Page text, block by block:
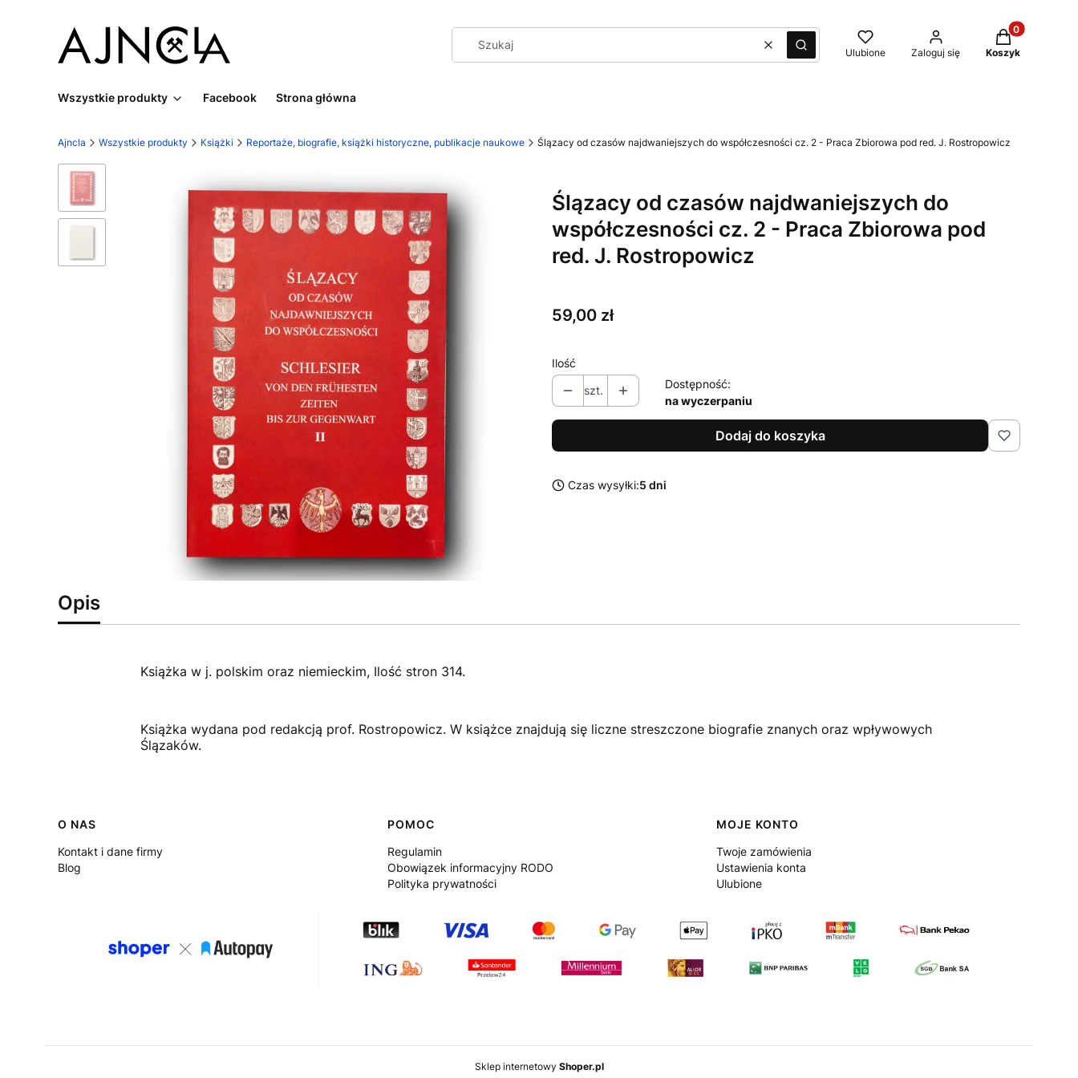
WyczyśćSzukaj Ulubione Zaloguj się
Produkty w
Koszyk
Wszystkie produkty Facebook Strona główna
Ajncla Wszystkie produkty Książki Reportaże, biografie, książki historyczne, publikacje naukowe Ślązacy od czasów najdwaniejszych do współczesności cz. 2 - Praca Zbiorowa pod red. J. Rostropowicz
Ślązacy od czasów najdwaniejszych do
współczesności cz. 2 - Praca Zbiorowa pod
red. J. Rostropowicz
Cena
59,00 zł
Ilość
szt.
Dostępność:
na wyczerpaniu
Dodaj do koszyka
Czas wysyłki:5 dni
Opis
Książka w j. polskim oraz niemieckim, Ilość stron 314.
Książka wydana pod redakcją prof. Rostropowicz. W książce znajdują się liczne streszczone biografie znanych oraz wpływowych
Ślązaków.
Linki w stopce
O NAS
Kontakt i dane firmy
Blog
POMOC
Regulamin
Obowiązek informacyjny RODO
Polityka prywatności
MOJE KONTO
Twoje zamówienia
Ustawienia konta
Ulubione
Sklep internetowy Shoper.pl